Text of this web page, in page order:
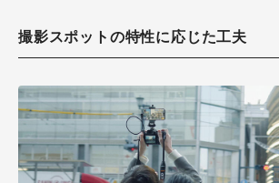
撮影スポットの特性に応じた工夫